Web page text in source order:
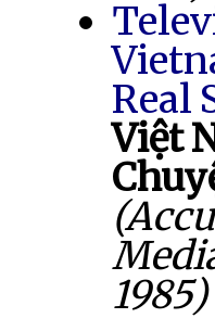
Real
Việt
1985)